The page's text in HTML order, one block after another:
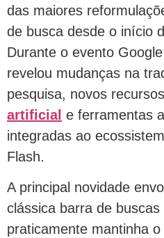
das maiores
de busca desde o início
Durante o evento
revelou mudanças na
pesquisa, novos
artificial e ferramentas
integradas ao
Flash.
A principal novidade
clássica barra de
praticamente mantinha